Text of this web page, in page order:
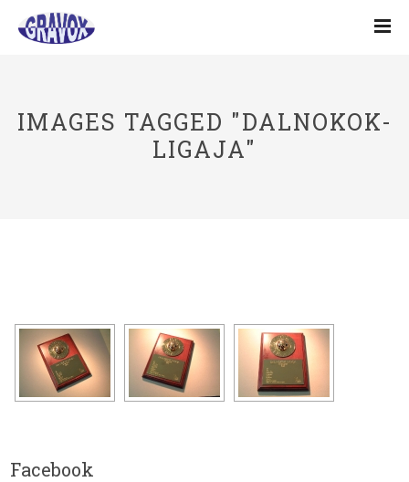
IMAGES TAGGED "DALNOKOK-
LIGAJA"
Facebook